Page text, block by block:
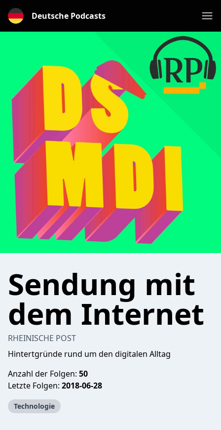
Deutsche Podcasts
Sendung mit
dem Internet
RHEINISCHE POST
Hintertgründe rund um den digitalen Alltag
Anzahl der Folgen: 50
Letzte Folgen: 2018-06-28
Technologie